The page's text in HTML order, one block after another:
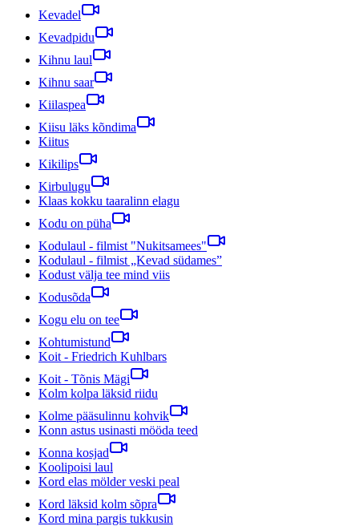
Kevadel
Kevadpidu
Kihnu laul
Kihnu saar
Kiilaspea
Kiisu läks kõndima
Kiitus
Kikilips
Kirbulugu
Klaas kokku taaralinn elagu
Kodu on püha
Kodulaul - filmist "Nukitsamees"
Kodulaul - filmist „Kevad südames”
Kodust välja tee mind viis
Kodusõda
Kogu elu on tee
Kohtumistund
Koit - Friedrich Kuhlbars
Koit - Tõnis Mägi
Kolm kolpa läksid riidu
Kolme pääsulinnu kohvik
Konn astus usinasti mööda teed
Konna kosjad
Koolipoisi laul
Kord elas mölder veski peal
Kord läksid kolm sõpra
Kord mina pargis tukkusin